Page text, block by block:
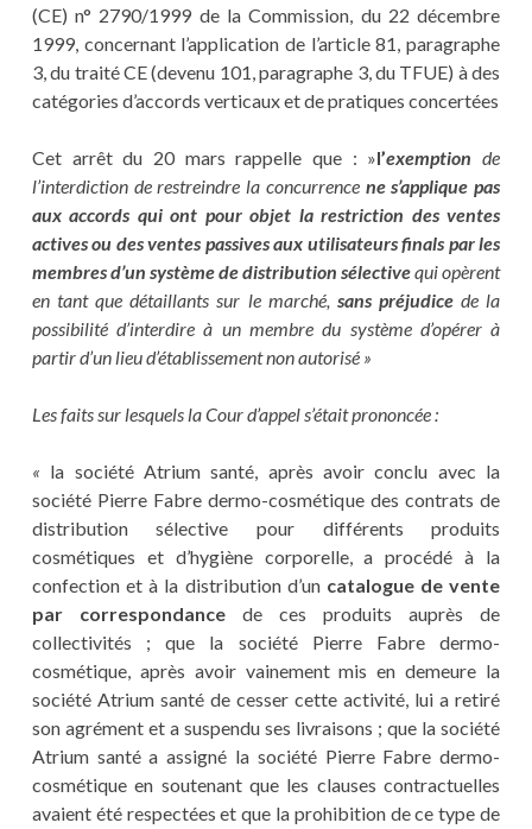
(CE) n° 2790/1999 de la Commission, du 22 décembre
1999, concernant l’application de l’article 81, paragraphe
3, du traité CE (devenu 101, paragraphe 3, du TFUE) à des
catégories d’accords verticaux et de pratiques concertées
Cet arrêt du 20 mars rappelle que : »l’exemptionde
l’interdiction de restreindre la concurrence ne s’applique pas
aux accords qui ont pour objet la restriction des ventes
actives ou des ventes passives aux utilisateurs finals par les
membres d’un système de distribution sélectivequi opèrent
en tant que détaillants sur le marché, sans préjudice de la
possibilité d’interdire à un membre du système d’opérer à
partir d’un lieu d’établissement non autorisé »
Les faits sur lesquels la Cour d’appel s’était prononcée :
« la société Atrium santé, après avoir conclu avec la
société Pierre Fabre dermo-cosmétique des contrats de
distribution sélective pour différents produits
cosmétiques et d’hygiène corporelle, a procédé à la
confection et à la distribution d’un catalogue de vente
par correspondance de ces produits auprès de
collectivités ; que la société Pierre Fabre dermo-
cosmétique, après avoir vainement mis en demeure la
société Atrium santé de cesser cette activité, lui a retiré
son agrément et a suspendu ses livraisons ; que la société
Atrium santé a assigné la société Pierre Fabre dermo-
cosmétique en soutenant que les clauses contractuelles
avaient été respectées et que la prohibition de ce type de